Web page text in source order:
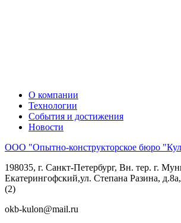
О компании
Технологии
События и достижения
Новости
ООО "Опытно-конструкторское бюро
198035, г. Санкт-Петербург, Вн. тер. г.
Екатерингофский,ул. Степана Разина,
(2)
okb-kulon@mail.ru